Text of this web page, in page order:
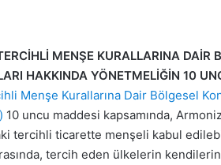
MENŞE KURALLARINA
HAKKINDA YÖNETMELİĞİN 10
Menşe Kurallarına Dair Bölgesel
10 uncu maddesi kapsamında,
tercihli ticarette menşeli kabul
tercih eden ülkelerin